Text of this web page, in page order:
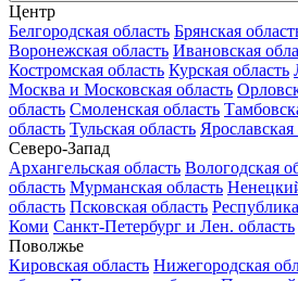
Центр
Белгородская область Брянская
Воронежская область Ивановская
Костромская область Курская область
Москва и Московская область
область Смоленская область
область Тульская область Ярославская
Северо-Запад
Архангельская область Вологодская
область Мурманская область
область Псковская область
Коми Санкт-Петербург и Лен. область
Поволжье
Кировская область Нижегородская